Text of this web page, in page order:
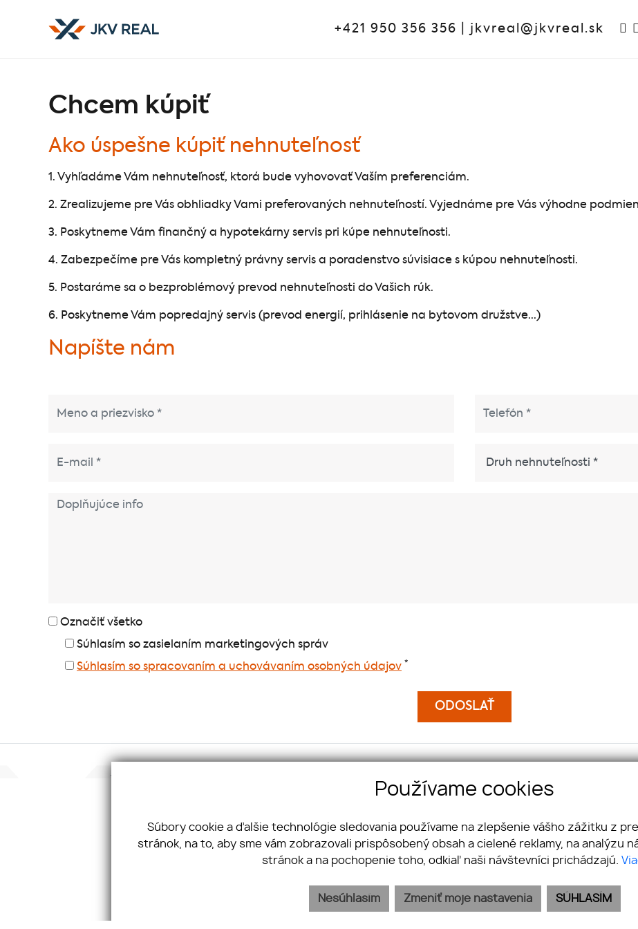
+421 950 356 356 jkvreal@jkvreal.sk
Chcem kúpiť
Ako úspešne kúpiť nehnuteľnosť
1. Vyhľadáme Vám nehnuteľnosť, ktorá bude vyhovovať Vaším preferenciám.
2. Zrealizujeme pre Vás obhliadky Vami preferovaných nehnuteľností. Vyjednáme pre Vás výhodne
3. Poskytneme Vám finančný a hypotekárny servis pri kúpe nehnuteľnosti.
4. Zabezpečíme pre Vás kompletný právny servis a poradenstvo súvisiace s kúpou nehnuteľnosti.
5. Postaráme sa o bezproblémový prevod nehnuteľnosti do Vašich rúk.
6. Poskytneme Vám popredajný servis (prevod energií, prihlásenie na bytovom družstve...)
Napíšte nám
Označiť všetko
Súhlasím so zasielaním marketingových správ
Súhlasím so spracovaním a uchovávaním osobných údajov *
811 02 Bratislava - mestská časť Staré Mesto
Tel:+421 950 356 356
Používame cookies
Súbory cookie a ďalšie technológie sledovania používame na zlepšenie vášho zážitku z
stránok, na to, aby sme vám zobrazovali prispôsobený obsah a cielené reklamy, na analýzu
stránok a na pochopenie toho, odkiaľ naši návštevníci prichádzajú.
SÚHLASÍM
Nesúhlasím Zmeniť moje nastavenia